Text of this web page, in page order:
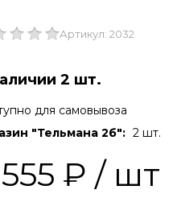
Артикул: 2032
2 шт.
для самовывоза
"Тельмана 2б": 2 шт.
₽ / шт